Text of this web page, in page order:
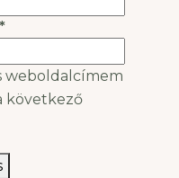
*
weboldalcímem
következő